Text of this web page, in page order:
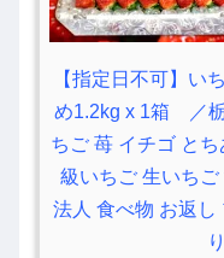
【指定日不可】
め1.2kg x 1箱 ／
ちご 苺 イチゴ と
級いちご 生いち
法人 食べ物 お返し